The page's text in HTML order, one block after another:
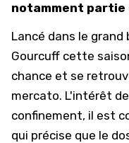
notamment partie
Lancé dans le grand
Gourcuff cette
chance et se
mercato. L'intérêt
confinement, il est
qui précise que le